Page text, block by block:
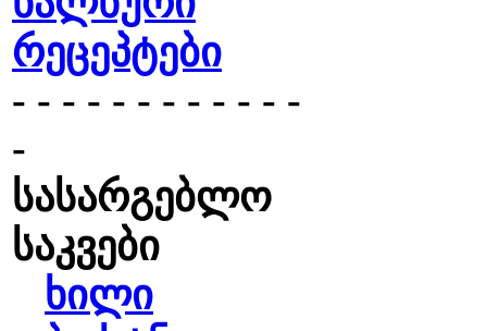
რეცეპტები
- - - - - - - - - - - -
-
სასარგებლო
საკვები
ხილი